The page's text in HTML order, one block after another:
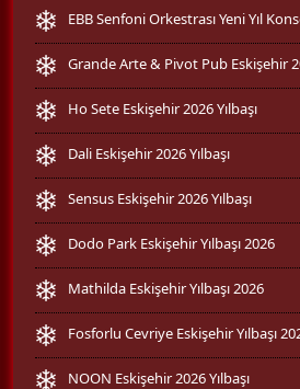
EBB Senfoni Orkestrası Yeni Yıl
Grande Arte & Pivot Pub Eskişehir
Ho Sete Eskişehir 2026 Yılbaşı
Dali Eskişehir 2026 Yılbaşı
Sensus Eskişehir 2026 Yılbaşı
Dodo Park Eskişehir Yılbaşı 2026
Mathilda Eskişehir Yılbaşı 2026
Fosforlu Cevriye Eskişehir Yılbaşı
NOON Eskişehir 2026 Yılbaşı